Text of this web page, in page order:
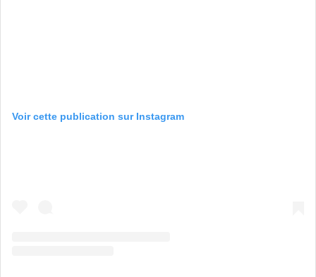
Voir cette publication sur Instagram